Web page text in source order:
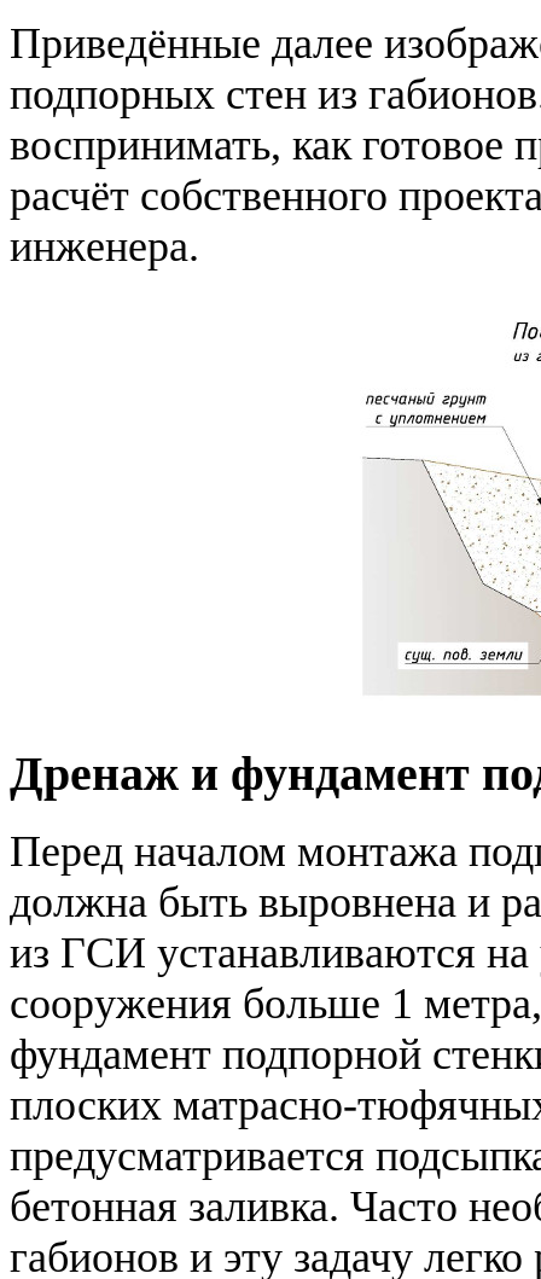
Приведённые далее
подпорных стен из
воспринимать, как готовое
расчёт собственного
инженера.
Дренаж и фундамент
Перед началом монтажа
должна быть выровнена и
из ГСИ устанавливаются
сооружения больше 1
фундамент подпорной
плоских матрасно-
предусматривается
бетонная заливка. Часто
габионов и эту задачу